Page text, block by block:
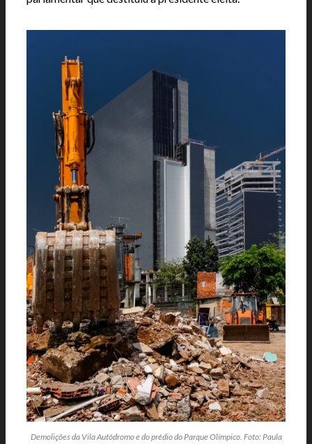
Demolições da Vila Autódromo e do prédio do Parque Olímpico. Foto: Paula